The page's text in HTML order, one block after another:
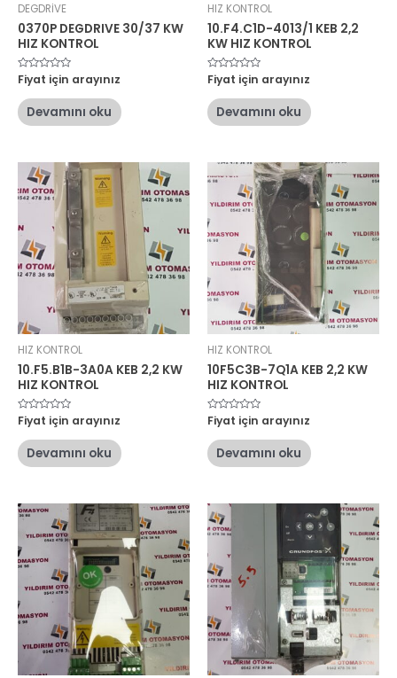
DEGDRİVE
0370P DEGDRIVE 30/37 KW
HIZ KONTROL
5
üzerinden
oy
aldı
Fiyat için arayınız
Devamını oku
HIZ KONTROL
10.F4.C1D-4013/1 KEB 2,2
KW HIZ KONTROL
5
üzerinden
oy
aldı
Fiyat için arayınız
Devamını oku
HIZ KONTROL
10.F5.B1B-3A0A KEB 2,2 KW
HIZ KONTROL
5
üzerinden
oy
aldı
Fiyat için arayınız
Devamını oku
HIZ KONTROL
10F5C3B-7Q1A KEB 2,2 KW
HIZ KONTROL
5
üzerinden
oy
aldı
Fiyat için arayınız
Devamını oku